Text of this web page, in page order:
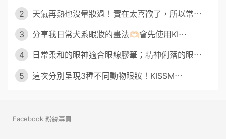
2 天氣再熱也沒暈妝過！實在太喜歡了，所以常⋯
3 分享我日常犬系眼妝的畫法🫶🏻會先使用KI⋯
4 日常柔和的眼神適合眼線膠筆；精神俐落的眼⋯
5 這次分別呈現3種不同動物眼妝！KISSM⋯
Facebook 粉絲專頁